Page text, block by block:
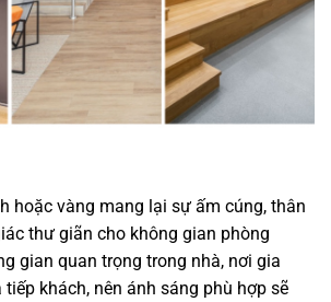
hoặc vàng mang lại sự ấm cúng, thân
thư giãn cho không gian phòng
gian quan trọng trong nhà, nơi gia
khách, nên ánh sáng phù hợp sẽ